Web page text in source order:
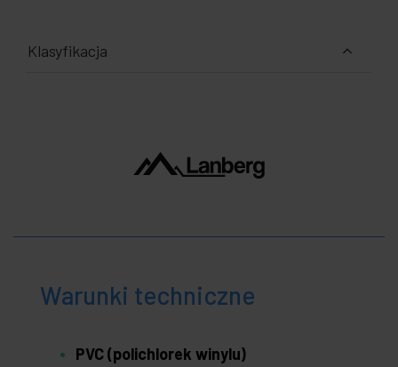
Klasyfikacja
Warunki techniczne
PVC (polichlorek winylu)